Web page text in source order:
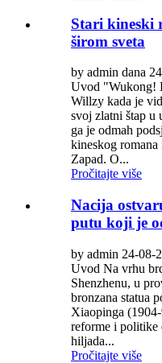
Stari kineski
širom sveta
by admin dana
Uvod "Wukong!
Willzy kada je
svoj zlatni štap u
ga je odmah
kineskog
Zapad. O...
Pročitajte više
Nacija
putu koji je
by admin 24-08-
Uvod Na vrhu
Shenzhenu, u
bronzana statua
Xiaopinga
reforme i politike
hiljada...
Pročitajte više